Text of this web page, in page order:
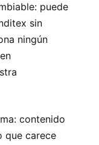
puede
sin
ningún
contenido
que carece